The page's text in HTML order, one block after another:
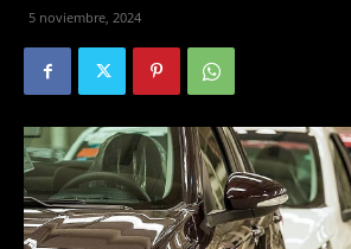
5 noviembre, 2024